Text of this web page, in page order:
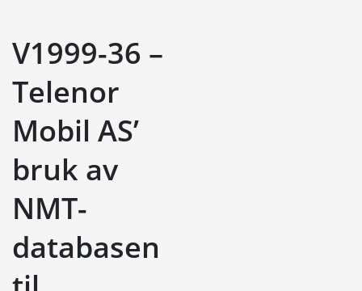
V1999-36 –
Telenor
Mobil AS’
bruk av
NMT-
databasen